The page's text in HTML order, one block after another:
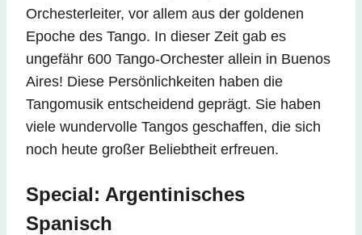
Orchesterleiter, vor allem aus der goldenen
Epoche des Tango. In dieser Zeit gab es
ungefähr 600 Tango-Orchester allein in Buenos
Aires! Diese Persönlichkeiten haben die
Tangomusik entscheidend geprägt. Sie haben
viele wundervolle Tangos geschaffen, die sich
noch heute großer Beliebtheit erfreuen.
Special: Argentinisches
Spanisch